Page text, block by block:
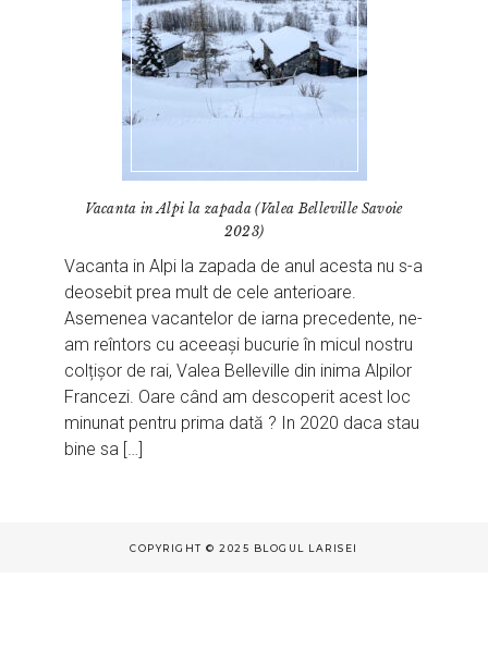
Vacanta in Alpi la zapada (Valea Belleville Savoie
2023)
Vacanta in Alpi la zapada de anul acesta nu s-a
deosebit prea mult de cele anterioare.
Asemenea vacantelor de iarna precedente, ne-
am reîntors cu aceeași bucurie în micul nostru
colțișor de rai, Valea Belleville din inima Alpilor
Francezi. Oare când am descoperit acest loc
minunat pentru prima dată ? In 2020 daca stau
bine sa […]
COPYRIGHT © 2025 BLOGUL LARISEI